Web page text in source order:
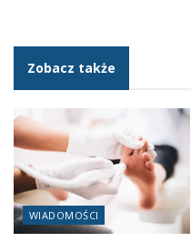
Zobacz także
WIADOMOŚCI